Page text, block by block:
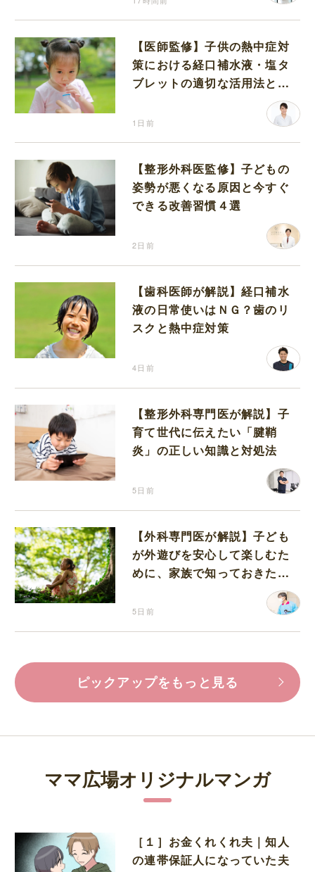
【医師監修】子供の熱中症対
策における経口補水液・塩タ
ブレットの適切な活用法と水
1日前
【整形外科医監修】子どもの
姿勢が悪くなる原因と今すぐ
できる改善習慣４選
2日前
【歯科医師が解説】経口補水
液の日常使いはＮＧ？歯のリ
スクと熱中症対策
4日前
【整形外科専門医が解説】子
育て世代に伝えたい「腱鞘
炎」の正しい知識と対処法
5日前
【外科専門医が解説】子ども
が外遊びを安心して楽しむた
めに、家族で知っておきたい
5日前
ピックアップをもっと見る
ママ広場オリジナルマンガ
［１］お金くれくれ夫｜知人
の連帯保証人になっていた夫